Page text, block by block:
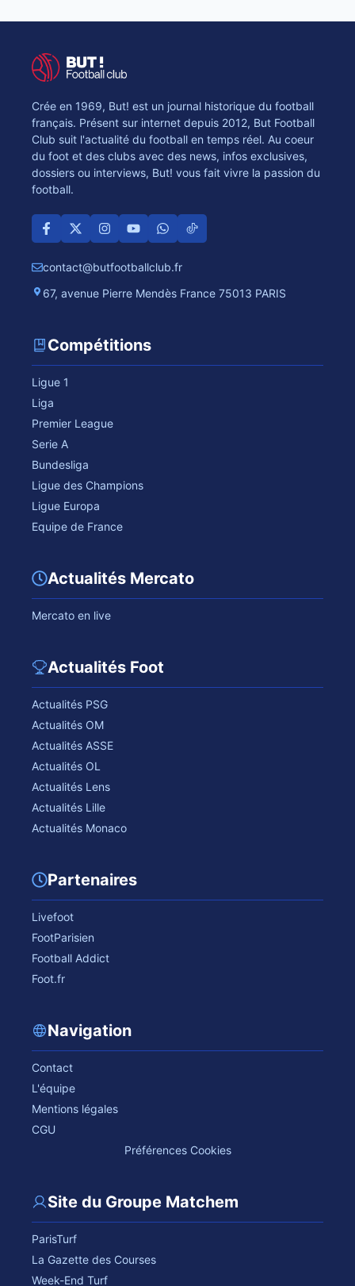
Crée en 1969, But! est un journal historique du football
français. Présent sur internet depuis 2012, But Football
Club suit l'actualité du football en temps réel. Au coeur
du foot et des clubs avec des news, infos exclusives,
dossiers ou interviews, But! vous fait vivre la passion du
football.
contact@butfootballclub.fr
67, avenue Pierre Mendès France 75013 PARIS
Compétitions
Ligue 1
Liga
Premier League
Serie A
Bundesliga
Ligue des Champions
Ligue Europa
Equipe de France
Actualités Mercato
Mercato en live
Actualités Foot
Actualités PSG
Actualités OM
Actualités ASSE
Actualités OL
Actualités Lens
Actualités Lille
Actualités Monaco
Partenaires
Livefoot
FootParisien
Football Addict
Foot.fr
Navigation
Contact
L'équipe
Mentions légales
CGU
Préférences Cookies
Site du Groupe Matchem
ParisTurf
La Gazette des Courses
Week-End Turf